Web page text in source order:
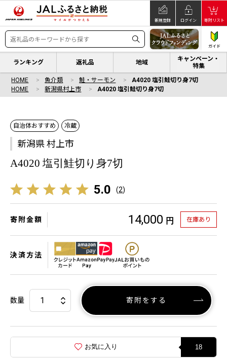
新規登録 ログイン 寄附リスト
ガイド
ランキング 返礼品 地域
キャンペーン・
特集
HOME 魚介類 鮭・サーモン
A4020 塩引鮭切り身7切
HOME
新潟県村上市 A4020 塩引鮭切り身7切
自治体おすすめ 冷蔵
新潟県 村上市
A4020 塩引鮭切り身7切
5.0 (2)
寄附金額 14,000 円 在庫あり
決済方法
数量 寄附をする
お気に入り 18